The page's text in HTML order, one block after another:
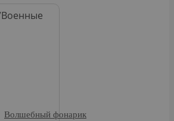
Военные
Волшебный фонарик